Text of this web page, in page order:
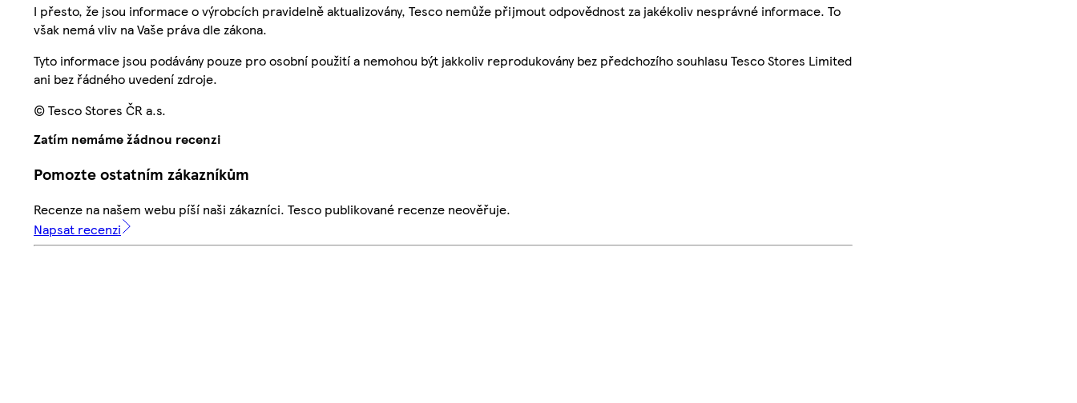
I přesto, že jsou informace o výrobcích pravidelně aktualizovány, Tesco nemůže přijmout odpovědnost za jakékoliv nesprávné informace. To
však nemá vliv na Vaše práva dle zákona.
Tyto informace jsou podávány pouze pro osobní použití a nemohou být jakkoliv reprodukovány bez předchozího souhlasu Tesco Stores Limited
ani bez řádného uvedení zdroje.
© Tesco Stores ČR a.s.
Zatím nemáme žádnou recenzi
Pomozte ostatním zákazníkům
Recenze na našem webu píší naši zákazníci. Tesco publikované recenze neověřuje.
Napsat recenzi